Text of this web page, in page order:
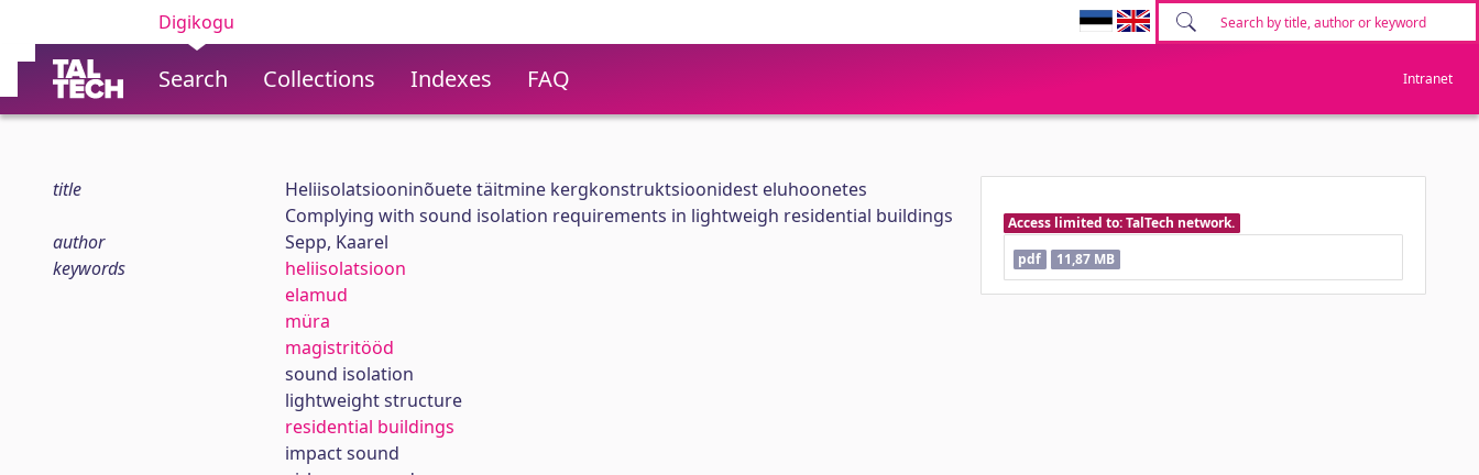
Digikogu
Search Collections Indexes FAQ Intranet
title
Heliisolatsiooninõuete täitmine kergkonstruktsioonidest eluhoonetes
Complying with sound isolation requirements in lightweigh residential buildings
author
Sepp, Kaarel
keywords
heliisolatsioon
elamud
müra
magistritööd
sound isolation
lightweight structure
residential buildings
impact sound
Access limited to: TalTech network.
pdf
11,87 MB